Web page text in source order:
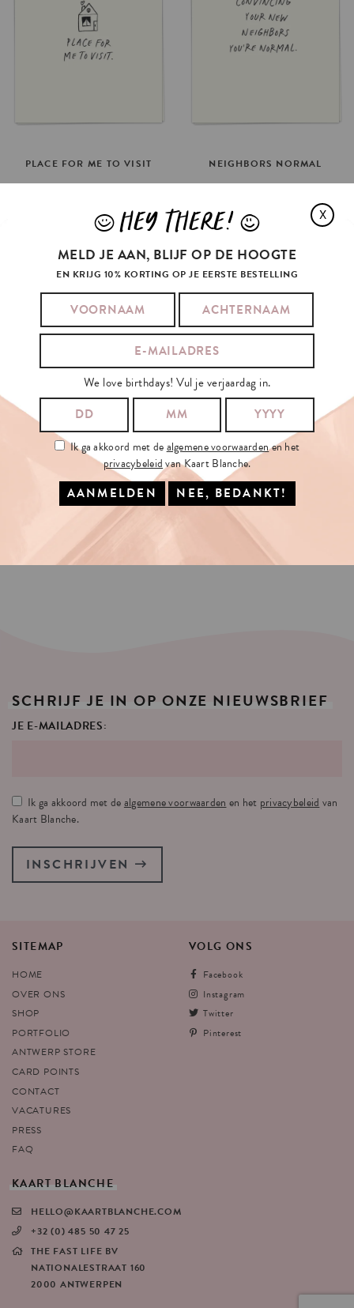
PLACE FOR ME TO VISIT
€3.5
OPTIES SELECTEREN
NEIGHBORS NORMAL
€3.5
OPTIES SELECTEREN
HOUSE WARM B_TCH
€3.5
OPTIES SELECTEREN
SCHRIJF JE IN OP ONZE NIEUWSBRIEF
JE E-MAILADRES:
Ik ga akkoord met dealgemene voorwaardenen het privacybeleidvan
Kaart Blanche.
INSCHRIJVEN
SITEMAP
HOME
OVER ONS
SHOP
PORTFOLIO
ANTWERP STORE
CARD POINTS
CONTACT
VACATURES
PRESS
FAQ
VOLG ONS
Facebook
Instagram
Twitter
Pinterest
KAART BLANCHE
HELLO@KAARTBLANCHE.COM
+32 (0) 485 50 47 25
THE FAST LIFE BV
NATIONALESTRAAT 160
2000 ANTWERPEN
X
JHEY THERE! L
MELD JE AAN, BLIJF OP DE HOOGTE
EN KRIJG 10% KORTING OP JE EERSTE BESTELLING
We love birthdays! Vul je verjaardag in.
Ik ga akkoord met dealgemene voorwaardenen het
privacybeleidvan Kaart Blanche.